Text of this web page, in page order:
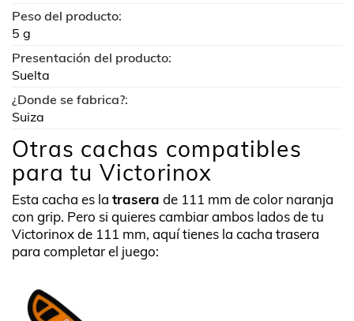
Peso del producto:
5 g
Presentación del producto:
Suelta
¿Donde se fabrica?:
Suiza
Otras cachas compatibles
para tu Victorinox
Esta cacha es la trasera de 111 mm de color naranja
con grip. Pero si quieres cambiar ambos lados de tu
Victorinox de 111 mm, aquí tienes la cacha trasera
para completar el juego: